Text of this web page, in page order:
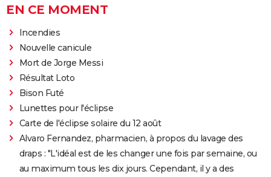
EN CE MOMENT
Incendies
Nouvelle canicule
Mort de Jorge Messi
Résultat Loto
Bison Futé
Lunettes pour l'éclipse
Carte de l'éclipse solaire du 12 août
Alvaro Fernandez, pharmacien, à propos du lavage des
draps : "L'idéal est de les changer une fois par semaine, ou
au maximum tous les dix jours. Cependant, il y a des